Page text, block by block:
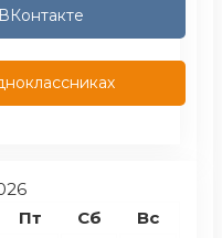
Пт Сб Вс